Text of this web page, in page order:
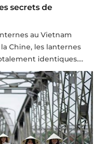
secrets de
au Vietnam
Chine, les lanternes
identiques.
endroit où l’on
magnifiques du